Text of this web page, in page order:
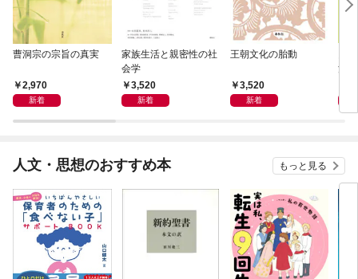
曹洞宗の宗旨の真実
2,970
新着
家族生活と親密性の社
会学
3,520
新着
王朝文化の胎動
3,520
新着
洋
人文・思想のおすすめ本 もっと見る